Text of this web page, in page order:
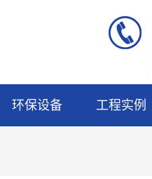
环保设备 工程实例